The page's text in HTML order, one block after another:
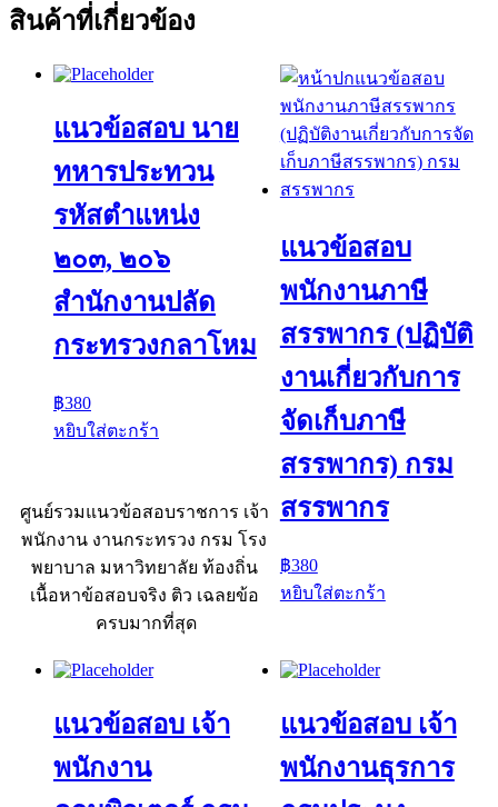
สินค้าที่เกี่ยวข้อง
แนวข้อสอบ นาย
ทหารประทวน
รหัสตำแหน่ง
๒๐๓, ๒๐๖
สำนักงานปลัด
กระทรวงกลาโหม
฿380
หยิบใส่ตะกร้า
แนวข้อสอบ
พนักงานภาษี
สรรพากร (ปฏิบัติ
งานเกี่ยวกับการ
จัดเก็บภาษี
สรรพากร) กรม
สรรพากร
฿380
หยิบใส่ตะกร้า
แนวข้อสอบ เจ้า
พนักงาน
แนวข้อสอบ เจ้า
พนักงานธุรการ
ศูนย์รวมแนวข้อสอบราชการ เจ้า
พนักงาน งานกระทรวง กรม โรง
พยาบาล มหาวิทยาลัย ท้องถิ่น
เนื้อหาข้อสอบจริง ติว เฉลยข้อ
ครบมากที่สุด